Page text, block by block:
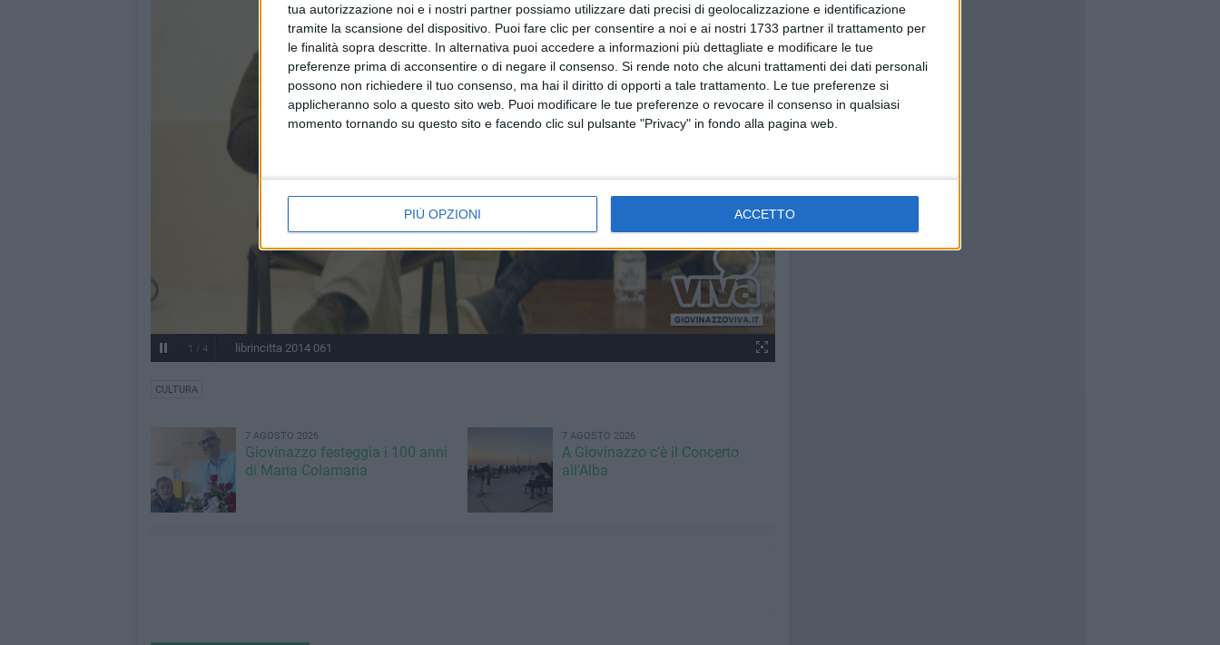
tua autorizzazione noi e i nostri partner possiamo utilizzare dati precisi di geolocalizzazione e identificazione
tramite la scansione del dispositivo. Puoi fare clic per consentire a noi e ai nostri 1733 partner il trattamento per
le finalità sopra descritte. In alternativa puoi accedere a informazioni più dettagliate e modificare le tue
preferenze prima di acconsentire o di negare il consenso. Si rende noto che alcuni trattamenti dei dati personali
possono non richiedere il tuo consenso, ma hai il diritto di opporti a tale trattamento. Le tue preferenze si
applicheranno solo a questo sito web. Puoi modificare le tue preferenze o revocare il consenso in qualsiasi
momento tornando su questo sito e facendo clic sul pulsante "Privacy" in fondo alla pagina web.
PIÙ OPZIONI ACCETTO
1 / 4 librincitta 2014 061
CULTURA
7 AGOSTO 2026
Giovinazzo festeggia i 100 anni
di Maria Colamaria
7 AGOSTO 2026
A Giovinazzo c'è il Concerto
all'Alba